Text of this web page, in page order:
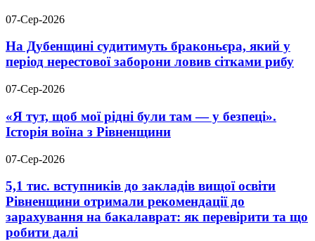
07-Сер-2026
На Дубенщині судитимуть браконьєра, який у
період нерестової заборони ловив сітками рибу
07-Сер-2026
«Я тут, щоб мої рідні були там — у безпеці».
Історія воїна з Рівненщини
07-Сер-2026
5,1 тис. вступників до закладів вищої освіти
Рівненщини отримали рекомендації до
зарахування на бакалаврат: як перевірити та що
робити далі